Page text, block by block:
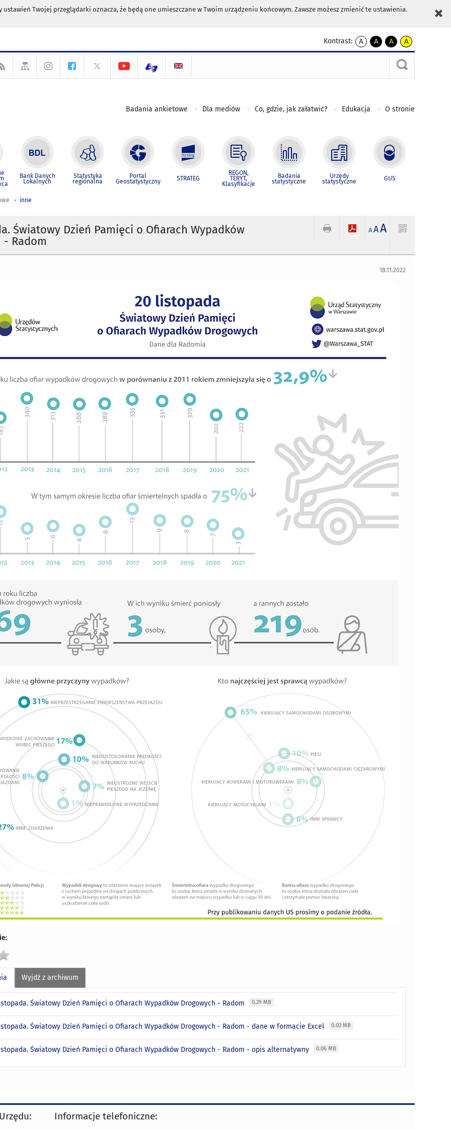
Twojej przeglądarki oznacza, że będą one umieszczane w Twoim urządzeniu końcowym. Zawsze możesz zmienić te ustawienia.
Kontrast:
A
kontrast
A
kontrast
czarnym
A
kontrast
żółty
tekst
czarnym
A
kontrast
czarny
tekst
żółtym
Badania ankietowe Dla mediów Co, gdzie, jak załatwić? Edukacja O stronie
Bank Danych
Lokalnych
Statystyka
regionalna
Portal
Geostatystyczny STRATEG
REGON,
TERYT,
Klasyfikacje
Badania
statystyczne
Urzędy
statystyczne GUS
inne
Światowy Dzień Pamięci o Ofiarach Wypadków
- Radom
A AA
18.11.2022
Wyjdź z archiwum
Światowy Dzień Pamięci o Ofiarach Wypadków Drogowych - Radom 0.29 MB
Światowy Dzień Pamięci o Ofiarach Wypadków Drogowych - Radom - dane w formacie Excel 0.02 MB
Światowy Dzień Pamięci o Ofiarach Wypadków Drogowych - Radom - opis alternatywny 0.06 MB
Informacje telefoniczne: